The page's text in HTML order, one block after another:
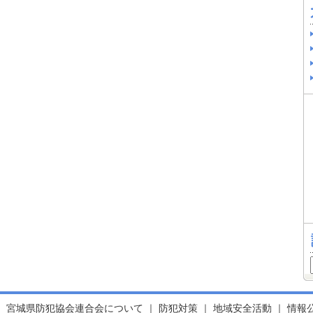
宮城県防犯協会連合会について ｜ 防犯対策 ｜ 地域安全活動 ｜情報